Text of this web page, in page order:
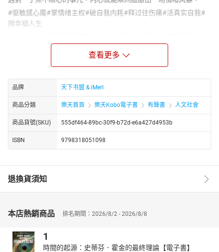
#驱敏感心魔#掌情绪主权#破自我内耗#释过往伤痛#活真实自我#
拥幸福人生
对自己，心中恶念丛生，恨意与嫉妒如藤蔓般疯狂生长。长此以
往，他们就像被这些负面情绪紧紧缠住的困兽，深陷其中无法自
拔，最终沦为情绪的奴隶。他们的精神面貌变得萎靡不振，眼神里
满是疲惫与哀怨；健康状况也每况愈下，失眠、焦虑等问题接踵而
至。
在爱情里，敏感的人总是患得患失，对方一个不经意的眼神，就能
让他们脑补出一场“分手大戏”，结果与美好的爱情擦肩而过；在生活
中，他们活在别人的眼睛和嘴巴里，为了迎合他人的期待，不断压
远。
但人应该是自我情绪的主人，而不是被情绪牵着鼻子走。这本《别
让敏感害了你》有声书，就像一把神奇的钥匙，能帮我们将“敏感心
感毁掉你的人生啦，快来听听吧！
http://www.youtube.com/channel/UC2yhCURng4uUj_phEqZwKig/
查看更多
品牌 天下书盟 & iMerl
商品分類 樂天首頁 樂天Kobo電子書 有聲書 人文社會
商品貨號(SKU) 555df464-89bc-30f9-b72d-e6a427d4953b
ISBN 9798318051098
退換貨須知
本店熱銷商品 排名期間：2026/8/2 - 2026/8/8
1
時間的起源：史蒂芬．霍金的最終理論【電子書】